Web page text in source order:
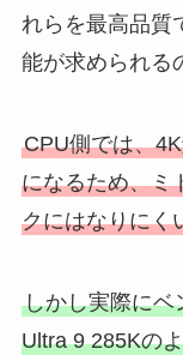
れらを最高品質
能が求められる
CPU側では、
になるため、ミ
クにはなりにく
しかし実際にベ
Ultra 9 285Kの